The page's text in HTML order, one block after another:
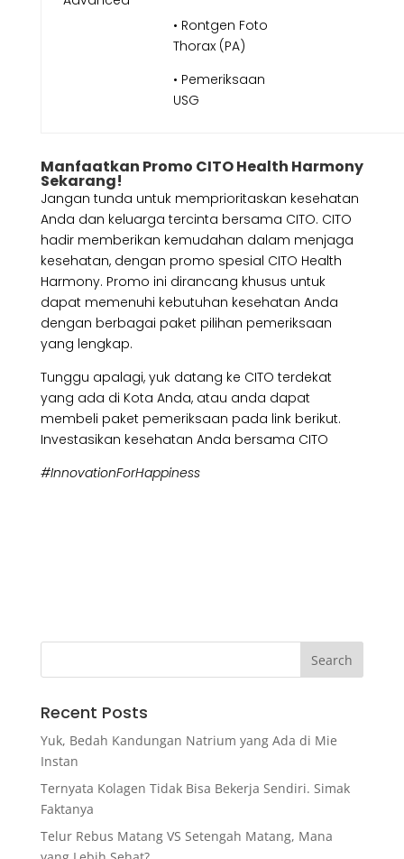
• Rontgen Foto
Thorax (PA)
• Pemeriksaan
USG
Manfaatkan Promo CITO Health Harmony
Sekarang!
Jangan tunda untuk memprioritaskan kesehatan
Anda dan keluarga tercinta bersama CITO. CITO
hadir memberikan kemudahan dalam menjaga
kesehatan, dengan promo spesial CITO Health
Harmony. Promo ini dirancang khusus untuk
dapat memenuhi kebutuhan kesehatan Anda
dengan berbagai paket pilihan pemeriksaan
yang lengkap.
Tunggu apalagi, yuk datang ke CITO terdekat
yang ada di Kota Anda, atau anda dapat
membeli paket pemeriksaan pada link berikut.
Investasikan kesehatan Anda bersama CITO
#InnovationForHappiness
Recent Posts
Yuk, Bedah Kandungan Natrium yang Ada di Mie
Instan
Ternyata Kolagen Tidak Bisa Bekerja Sendiri. Simak
Faktanya
Telur Rebus Matang VS Setengah Matang, Mana